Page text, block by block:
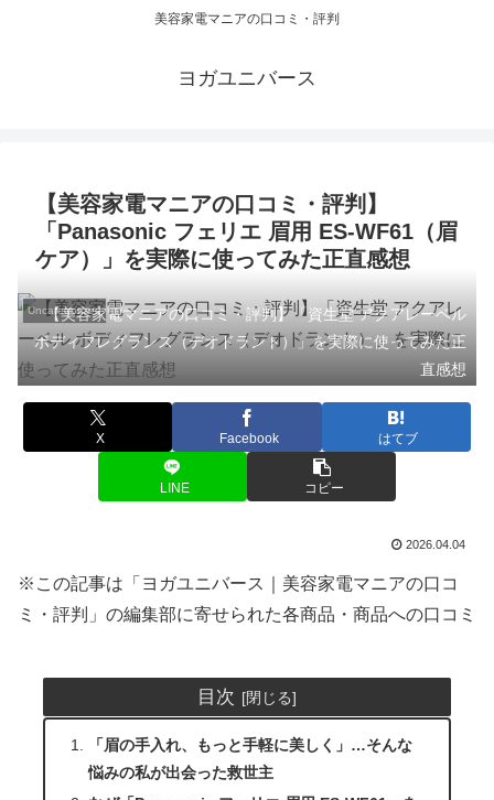
美容家電マニアの口コミ・評判
ヨガユニバース
【美容家電マニアの口コミ・評判】
「Panasonic フェリエ 眉用 ES-WF61（眉
ケア）」を実際に使ってみた正直感想
Uncategorized
【美容家電マニアの口コミ・評判】「資生堂 アクアレーベル
ボディフレグランス（デオドラント）」を実際に使ってみた正
直感想
X Facebook はてブ
LINE コピー
2026.04.04
※この記事は「ヨガユニバース｜美容家電マニアの口コ
ミ・評判」の編集部に寄せられた各商品・商品への口コミ
目次
「眉の手入れ、もっと手軽に美しく」…そんな
悩みの私が出会った救世主